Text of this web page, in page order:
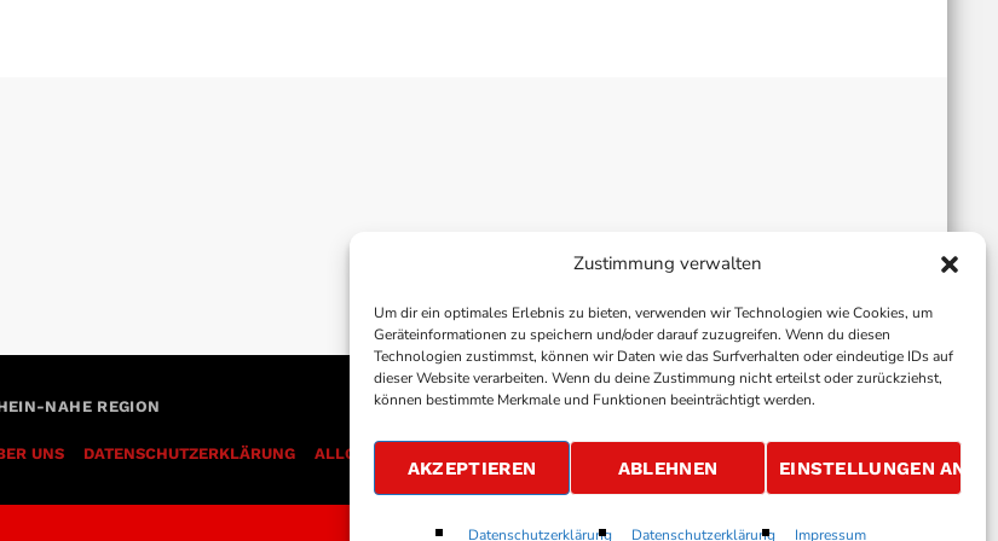
Zustimmung verwalten
Um dir ein optimales Erlebnis zu bieten, verwenden wir Technologien wie Cookies, um
Geräteinformationen zu speichern und/oder darauf zuzugreifen. Wenn du diesen
Technologien zustimmst, können wir Daten wie das Surfverhalten oder eindeutige IDs auf
dieser Website verarbeiten. Wenn du deine Zustimmung nicht erteilst oder zurückziehst,
können bestimmte Merkmale und Funktionen beeinträchtigt werden.
AKZEPTIEREN ABLEHNEN EINSTELLUNGEN
Datenschutzerklärung Datenschutzerklärung Impressum
NAHE REGION
UNS DATENSCHUTZERKLÄRUNG